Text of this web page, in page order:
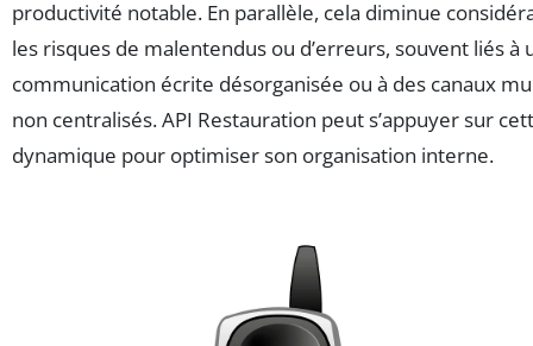
productivité notable. En parallèle, cela diminue
les risques de malentendus ou d’erreurs, souvent liés à
communication écrite désorganisée ou à des canaux
non centralisés. API Restauration peut s’appuyer sur
dynamique pour optimiser son organisation interne.